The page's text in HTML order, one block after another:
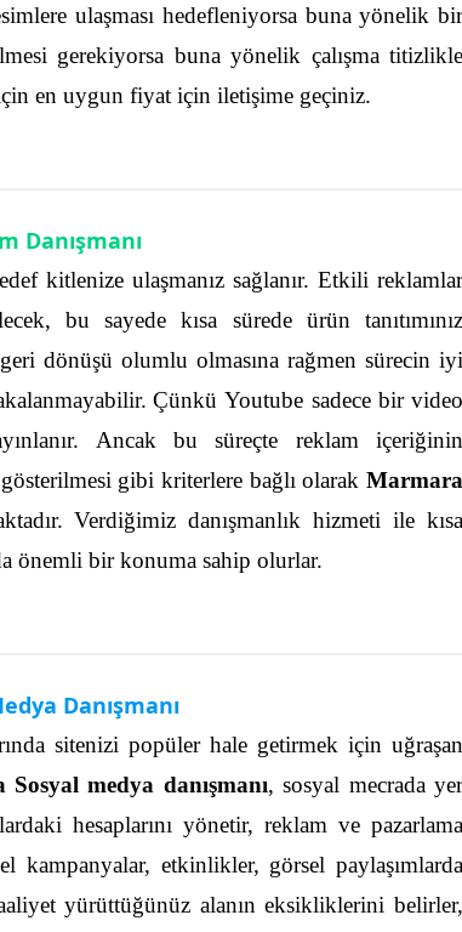
ulaşması hedefleniyorsa buna yönelik bir
gerekiyorsa buna yönelik çalışma titizlikle
en uygun fiyat için iletişime geçiniz.
Danışmanı
kitlenize ulaşmanız sağlanır. Etkili
bu sayede kısa sürede ürün tanıtımınız
dönüşü olumlu olmasına rağmen sürecin iyi
Çünkü Youtube sadece bir video
Ancak bu süreçte reklam içeriğinin
gibi kriterlere bağlı olarak Marmara
Verdiğimiz danışmanlık hizmeti ile kısa
önemli bir konuma sahip olurlar.
Danışmanı
sitenizi popüler hale getirmek için uğraşan
medya danışmanı, sosyal mecrada
hesaplarını yönetir, reklam ve pazarlama
kampanyalar, etkinlikler, görsel paylaşımlarda
yürüttüğünüz alanın eksikliklerini belirler,